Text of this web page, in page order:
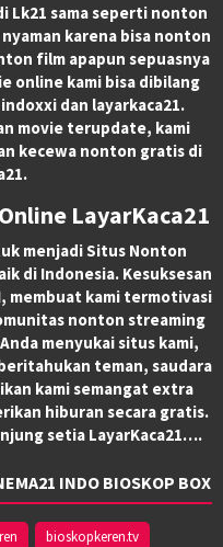
Lk21 sama seperti nonton
karena bisa nonton
film apapun sepuasnya
online kami bisa dibilang
dan layarkaca21.
movie terupdate, kami
kecewa nonton gratis di
LayarKaca21
menjadi Situs Nonton
di Indonesia. Kesuksesan
membuat kami termotivasi
nonton streaming
menyukai situs kami,
teman, saudara
kami semangat extra
hiburan secara gratis.
setia LayarKaca21….
INDO BIOSKOP BOX
bioskopkeren.tv